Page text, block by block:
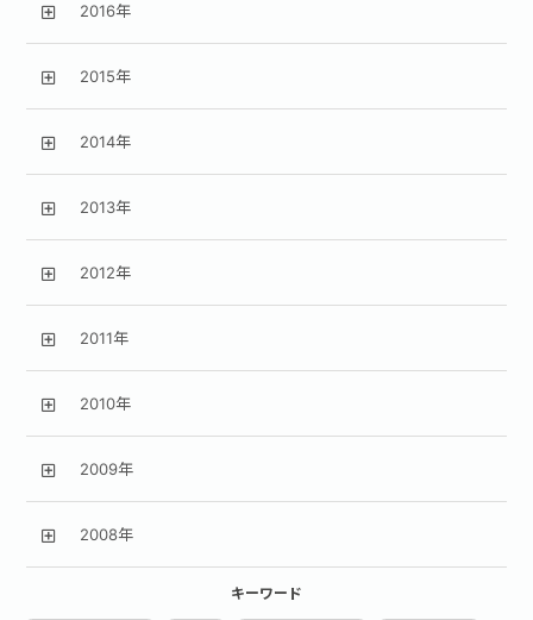
2016年
2015年
2014年
2013年
2012年
2011年
2010年
2009年
2008年
キーワード